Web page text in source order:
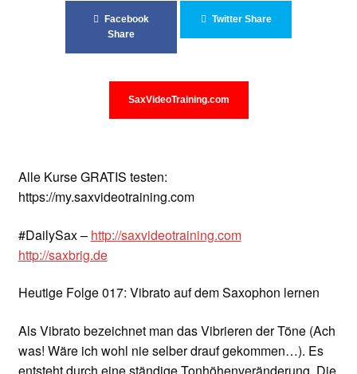
KONTAKT
Facebook
Share
Twitter Share
SaxVideoTraining.com
Alle Kurse GRATIS testen:
https://my.saxvideotraining.com
#DailySax – http://saxvideotraining.com
http://saxbrig.de
Heutige Folge 017: Vibrato auf dem Saxophon lernen
Als Vibrato bezeichnet man das Vibrieren der Töne (Ach
was! Wäre ich wohl nie selber drauf gekommen…). Es